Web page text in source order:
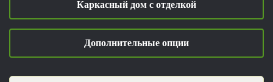
Каркасный дом с отделкой
Дополнительные опции